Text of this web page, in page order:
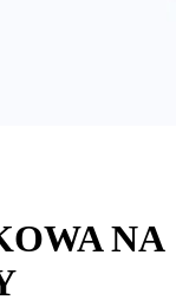
NA